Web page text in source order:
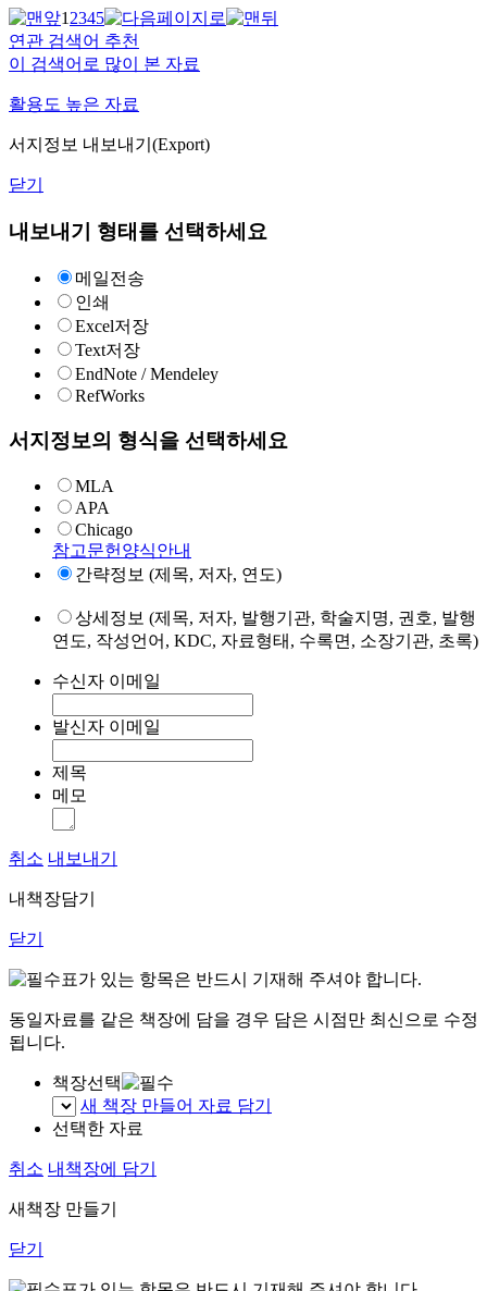
12345
연관 검색어 추천
이 검색어로 많이 본 자료
활용도 높은 자료
서지정보 내보내기(Export)
닫기
내보내기 형태를 선택하세요
메일전송
인쇄
Excel저장
Text저장
EndNote / Mendeley
RefWorks
서지정보의 형식을 선택하세요
MLA
APA
Chicago
참고문헌양식안내
간략정보 (제목, 저자, 연도)
상세정보 (제목, 저자, 발행기관, 학술지명, 권호, 발행
연도, 작성언어, KDC, 자료형태, 수록면, 소장기관, 초록)
수신자 이메일
발신자 이메일
제목
메모
취소 내보내기
내책장담기
닫기
표가 있는 항목은 반드시 기재해 주셔야 합니다.
동일자료를 같은 책장에 담을 경우 담은 시점만 최신으로 수정
됩니다.
책장선택
새 책장 만들어 자료 담기
선택한 자료
취소 내책장에 담기
새책장 만들기
닫기